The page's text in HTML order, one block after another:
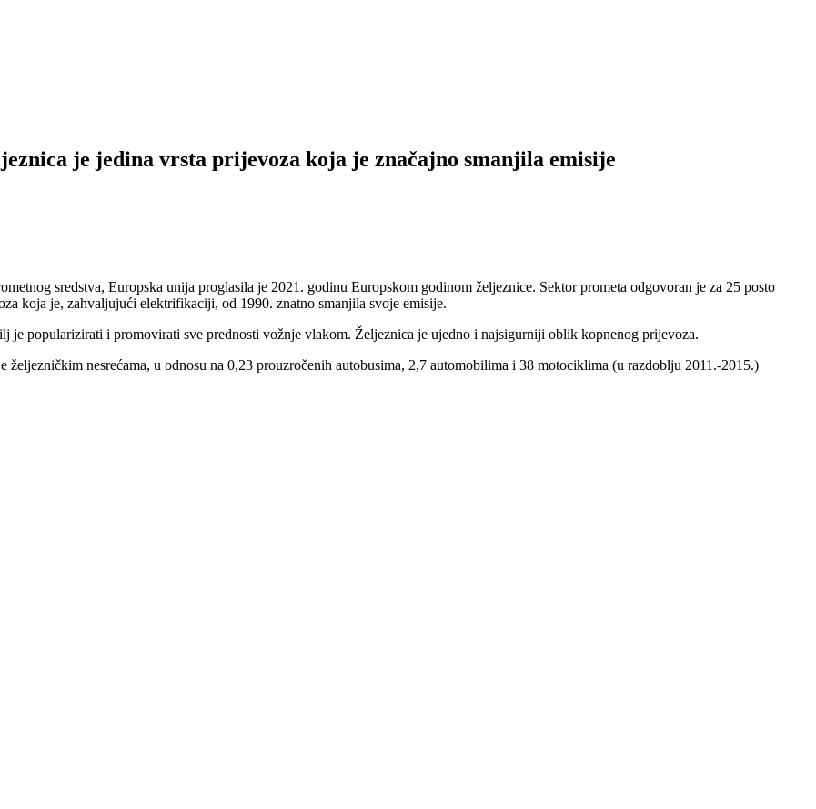
je jedina vrsta prijevoza koja je značajno smanjila emisije
sredstva, Europska unija proglasila je 2021. godinu Europskom godinom željeznice. Sektor prometa odgovoran je za 25 posto
koja je, zahvaljujući elektrifikaciji, od 1990. znatno smanjila svoje emisije.
je popularizirati i promovirati sve prednosti vožnje vlakom. Željeznica je ujedno i najsigurniji oblik kopnenog prijevoza.
nesrećama, u odnosu na 0,23 prouzročenih autobusima, 2,7 automobilima i 38 motociklima (u razdoblju 2011.-2015.)